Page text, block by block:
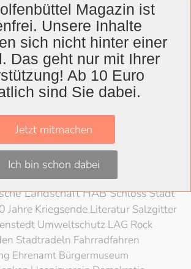
Landkreis
LessingtheaterAusstellung
Bibliothek
Nachhaltigkeit
KunstvereinMuseumFestival
LandschaftHABSchlossStadt
Jahre Kriegsende Literatur Salzgitter
Umweltschutz LAG Rock
Stadtradeln Fahrradfahren
Ehrenamt Bürgermuseum
Magazin ist
Unsere Inhalte
sich nicht hinter einer
Das geht nur mit Ihrer
Ab 10 Euro
sind Sie dabei.
Jetzt mitmachen
Ich bin schon dabei